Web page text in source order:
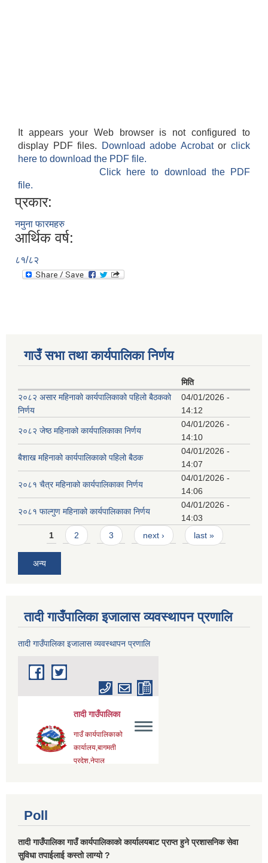
It appears your Web browser is not configured to
display PDF files.
Download adobe Acrobatorclick
here to download the PDF file.
Click here to download the PDF
file.
प्रकार:
नमुना फारमहरु
आर्थिक वर्ष:
८१/८२
गाउँ सभा तथा कार्यपालिका निर्णय
मिति
२०८२ असार महिनाको कार्यपालिकाको पहिलो बैठकको
निर्णय
04/01/2026 -
14:12
२०८२ जेष्ठ महिनाको कार्यपालिकाका निर्णय
04/01/2026 -
14:10
बैशाख महिनाको कार्यपालिकाको पहिलो बैठक
04/01/2026 -
14:07
२०८१ चैत्र महिनाको कार्यपालिकाका निर्णय
04/01/2026 -
14:06
२०८१ फाल्गुण महिनाको कार्यपालिकाका निर्णय
04/01/2026 -
14:03
Pages
1 2 3 next › last »
अन्य
तादी गाउँपालिका इजालास व्यवस्थापन प्रणालि
तादी गाउँपालिका इजालास व्यवस्थापन प्रणालि
Poll
तादी गाउँपालिका गाउँ कार्यपालिकाको कार्यालयबाट प्राप्त हुने प्रशासनिक सेवा
सुविधा तपाईलाई कस्तो लाग्यो ?